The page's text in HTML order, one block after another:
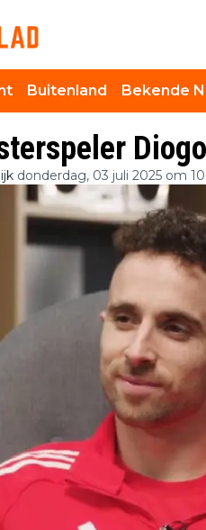
Buitenland Bekende
donderdag, 03 juli 2025 om